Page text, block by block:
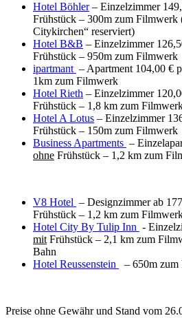
Hotel Böhler– Einzelzimmer
Frühstück – 300m zum
Citykirchen“ reserviert)
Hotel B&B – Einzelzimmer
Frühstück – 950m zum Filmwerk
ipartmant – Apartment 104,00 €
1km zum Filmwerk
Hotel Rieth – Einzelzimmer
Frühstück – 1,8 km zum
Hotel A Lotus – Einzelzimmer
Frühstück – 150m zum Filmwerk
Business Apartments –
ohne Frühstück – 1,2 km zum
V8 Hotel – Designzimmer ab
Frühstück – 1,2 km zum
Hotel City By Tulip Inn -
mit Frühstück – 2,1 km zum
Bahn
Hotel Reussenstein
– 650m
Preise ohne Gewähr und Stand vom